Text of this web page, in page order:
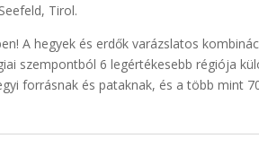
Tirol.
A hegyek és erdők varázslatos
szempontból 6 legértékesebb régiója
forrásnak és pataknak, és a több mint